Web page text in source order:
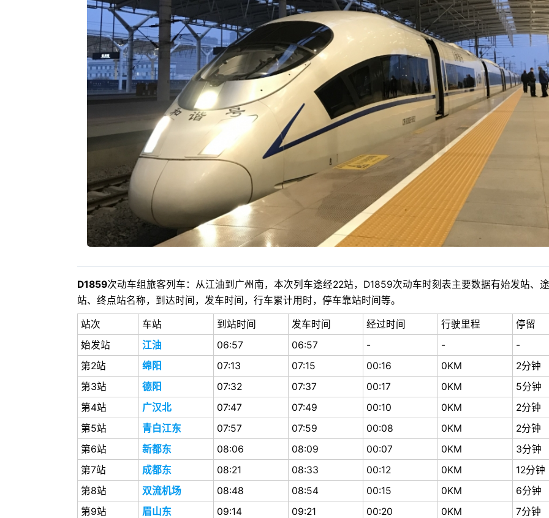
D1859次动车组旅客列车：从江油到广州南，本次列车途经22站，D1859次动车时刻表主要数据有始发站、
站、终点站名称，到达时间，发车时间，行车累计用时，停车靠站时间等。
站次 车站 到站时间 发车时间 经过时间 行驶里程
停留
始发站
江油 06:57 06:57 - -
-
第2站
绵阳 07:13 07:15 00:16 0KM
2分钟
第3站
德阳 07:32 07:37 00:17 0KM
5分钟
第4站
广汉北 07:47 07:49 00:10 0KM
2分钟
第5站
青白江东 07:57 07:59 00:08 0KM
2分钟
第6站
新都东 08:06 08:09 00:07 0KM
3分钟
第7站
成都东 08:21 08:33 00:12 0KM
12分钟
第8站
双流机场 08:48 08:54 00:15 0KM
6分钟
第9站
眉山东 09:14 09:21 00:20 0KM
7分钟